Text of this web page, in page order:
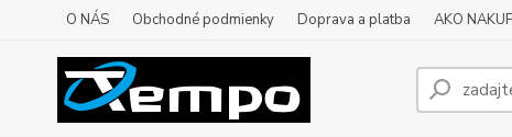
O NÁS Obchodné podmienky Doprava a platba AKO